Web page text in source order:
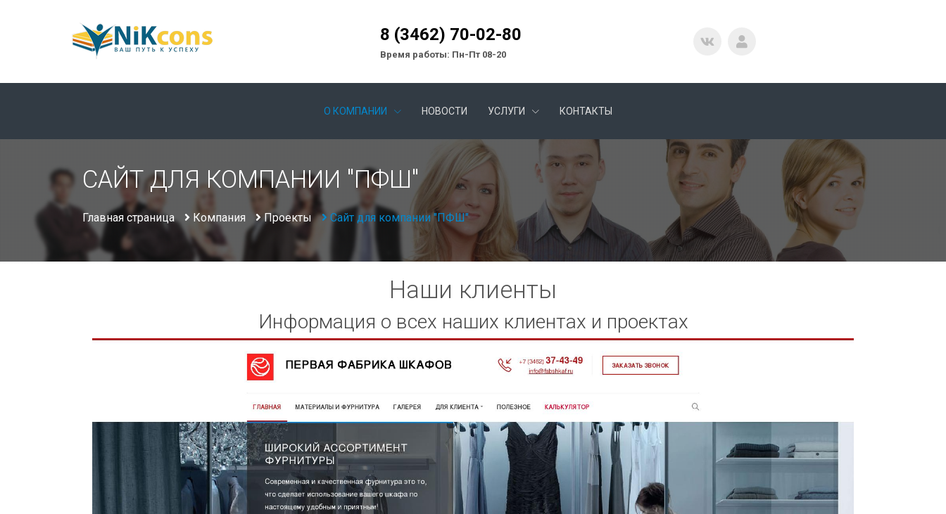
8 (3462) 70-02-80
Время работы: Пн-Пт 08-20
О КОМПАНИИ НОВОСТИ УСЛУГИ КОНТАКТЫ
САЙТ ДЛЯ КОМПАНИИ "ПФШ"
Главная страница Компания Проекты Сайт для компании "ПФШ"
Наши клиенты
Информация о всех наших клиентах и проектах